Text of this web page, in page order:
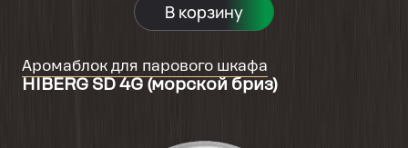
В корзину
Аромаблок для парового шкафа
HIBERG SD 4G (морской бриз)